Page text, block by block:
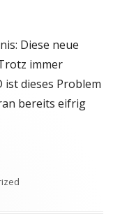
Diese neue
immer
dieses Problem
bereits eifrig